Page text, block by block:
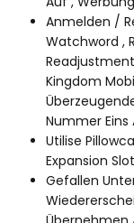
Anmelden /
Watchword ,
Readjustment
Kingdom
Nummer Eins
Utilise
Expansion
Gefallen